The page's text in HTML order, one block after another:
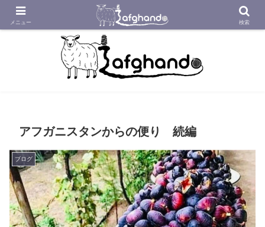
アフガニスタンの工房から織り紡いだアフガン絨毯をあなたへ
アフガニスタンからの便り 続編
ブログ
メニュー 検索